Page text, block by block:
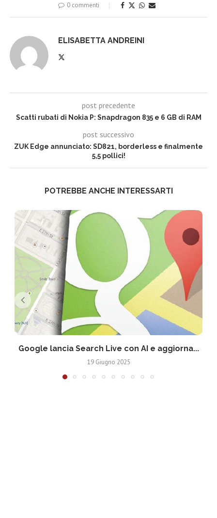
0 commenti
ELISABETTA ANDREINI
post precedente
Scatti rubati di Nokia P: Snapdragon 835 e 6 GB di RAM
post successivo
ZUK Edge annunciato: SD821, borderless e finalmente
5,5 pollici!
POTREBBE ANCHE INTERESSARTI
Google lancia Search Live con AI e aggiorna...
19 Giugno 2025